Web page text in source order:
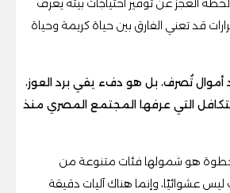
قد تعني الفارق بين حياة كريمة وحياة
تُصرف، بل هو دفء يقي برد العوز،
التي عرفها المجتمع المصري منذ
هو شمولها فئات متنوعة من
عشوائيًا، وإنما هناك آليات دقيقة